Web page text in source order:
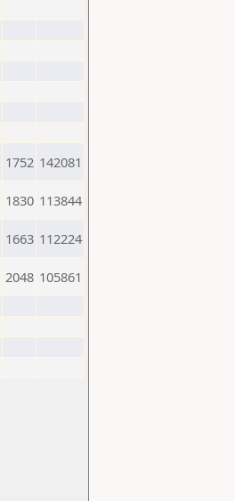
1752 142081
1830 113844
1663 112224
2048 105861